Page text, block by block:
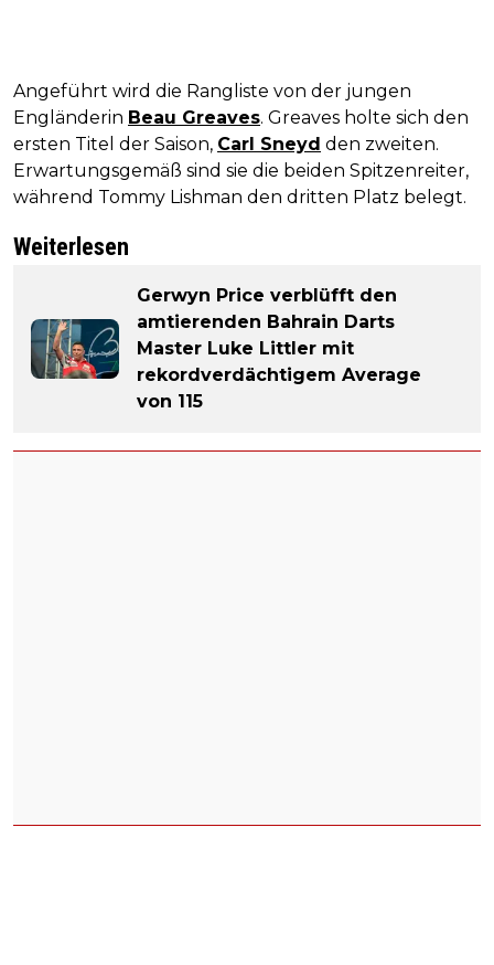
Angeführt wird die Rangliste von der jungen
Engländerin Beau Greaves. Greaves holte sich den
ersten Titel der Saison, Carl Sneyd den zweiten.
Erwartungsgemäß sind sie die beiden Spitzenreiter,
während Tommy Lishman den dritten Platz belegt.
Weiterlesen
Gerwyn Price verblüfft den
amtierenden Bahrain Darts
Master Luke Littler mit
rekordverdächtigem Average
von 115